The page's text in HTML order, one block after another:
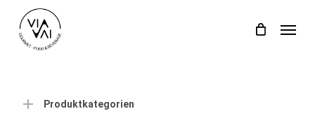
Einkaufswagen Close
Produktkategorien